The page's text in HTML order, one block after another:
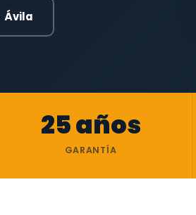
Ávila
25 años
GARANTÍA